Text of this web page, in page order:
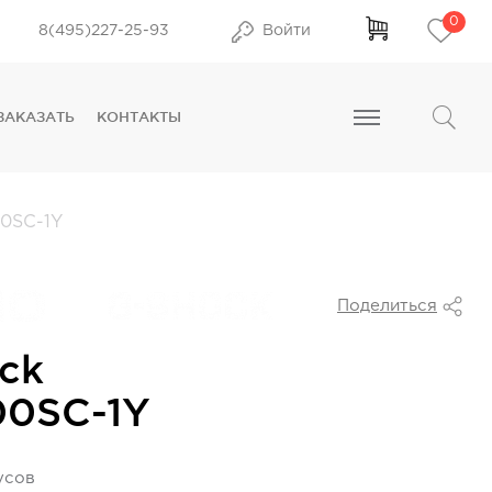
8(495)227-25-93 Войти
0
КОНТАКТЫ
1Y
Поделиться
1Y